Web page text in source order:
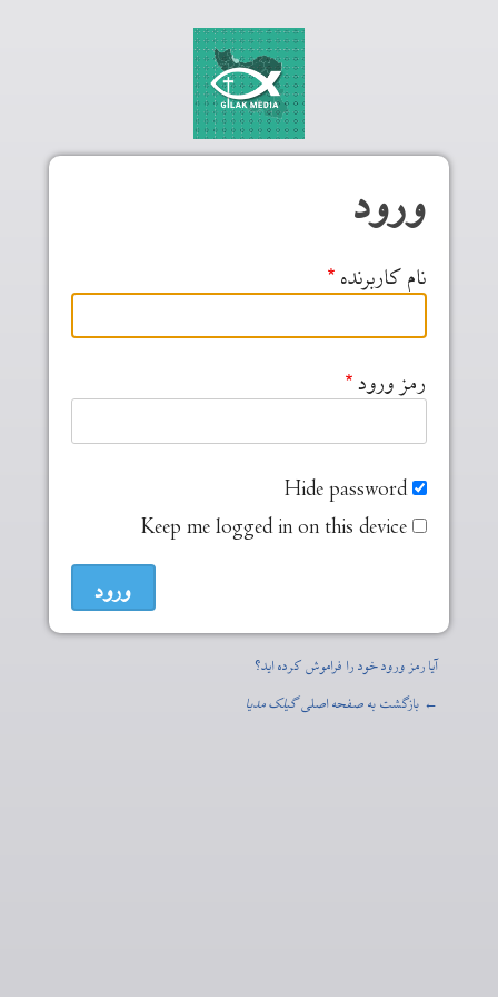
ورود
نام کاربرنده
رمز ورود
Hide password
Keep me logged in on this device
آیا رمز ورود خود را فراموش کرده اید؟
← بازگشت به صفحه اصلیگیلک مدیا